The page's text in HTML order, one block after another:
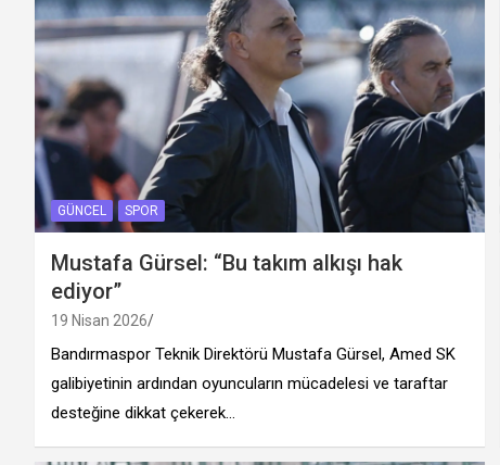
GÜNCEL SPOR
Mustafa Gürsel: “Bu takım alkışı hak
ediyor”
19 Nisan 2026
Bandırmaspor Teknik Direktörü Mustafa Gürsel, Amed SK
galibiyetinin ardından oyuncuların mücadelesi ve taraftar
desteğine dikkat çekerek…